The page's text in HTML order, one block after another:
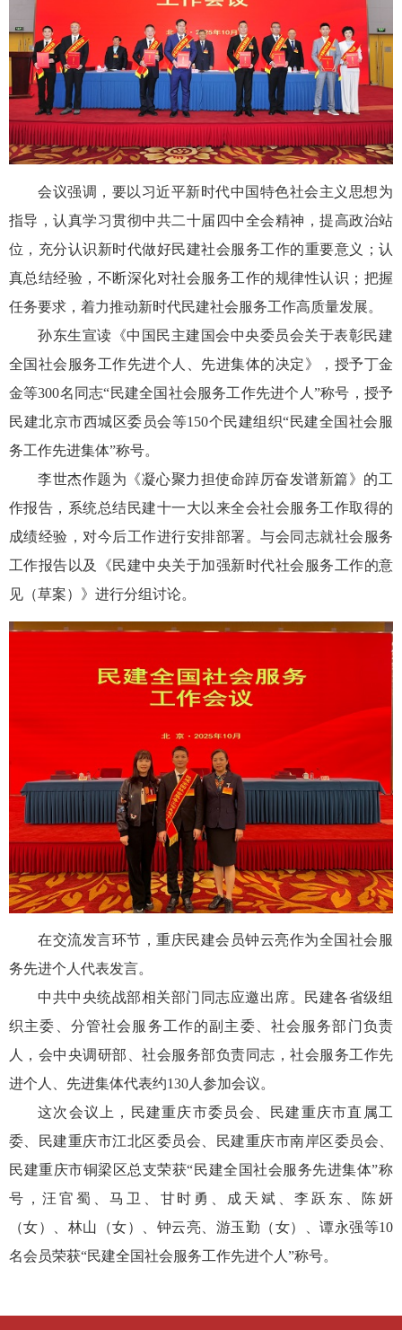
会议强调，要以习近平新时代中国特色社会主义思想为
指导，认真学习贯彻中共二十届四中全会精神，提高政治站
位，充分认识新时代做好民建社会服务工作的重要意义；认
真总结经验，不断深化对社会服务工作的规律性认识；把握
任务要求，着力推动新时代民建社会服务工作高质量发展。
孙东生宣读《中国民主建国会中央委员会关于表彰民建
全国社会服务工作先进个人、先进集体的决定》，授予丁金
金等300名同志“民建全国社会服务工作先进个人”称号，授予
民建北京市西城区委员会等150个民建组织“民建全国社会服
务工作先进集体”称号。
李世杰作题为《凝心聚力担使命踔厉奋发谱新篇》的工
作报告，系统总结民建十一大以来全会社会服务工作取得的
成绩经验，对今后工作进行安排部署。与会同志就社会服务
工作报告以及《民建中央关于加强新时代社会服务工作的意
见（草案）》进行分组讨论。
在交流发言环节，重庆民建会员钟云亮作为全国社会服
务先进个人代表发言。
中共中央统战部相关部门同志应邀出席。民建各省级组
织主委、分管社会服务工作的副主委、社会服务部门负责
人，会中央调研部、社会服务部负责同志，社会服务工作先
进个人、先进集体代表约130人参加会议。
这次会议上，民建重庆市委员会、民建重庆市直属工
委、民建重庆市江北区委员会、民建重庆市南岸区委员会、
民建重庆市铜梁区总支荣获“民建全国社会服务先进集体”称
号，汪官蜀、马卫、甘时勇、成天斌、李跃东、陈妍
（女）、林山（女）、钟云亮、游玉勤（女）、谭永强等10
名会员荣获“民建全国社会服务工作先进个人”称号。